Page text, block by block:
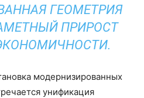
ГЕОМЕТРИЯ
ПРИРОСТ
модернизированных
унификация